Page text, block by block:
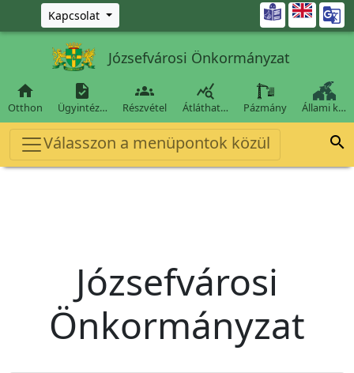
Ugrás a fő tartalomra
Kapcsolat 
Józsefvárosi Önkormányzat

Otthon

Ügyintéz…

Részvétel

Átláthat… Pázmány Állami k…
Válasszon a menüpontok közül 
Józsefvárosi
Önkormányzat